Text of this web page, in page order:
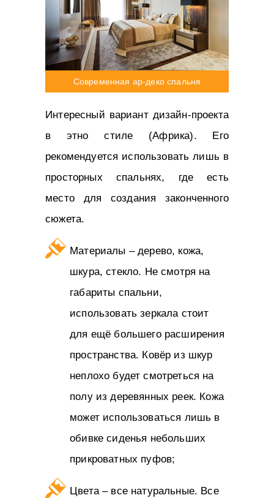
Современная ар-деко спальня
Интересный вариант дизайн-проекта
в этно стиле (Африка). Его
рекомендуется использовать лишь в
просторных спальнях, где есть
место для создания законченного
сюжета.
Материалы – дерево, кожа,
шкура, стекло. Не смотря на
габариты спальни,
использовать зеркала стоит
для ещё большего расширения
пространства. Ковёр из шкур
неплохо будет смотреться на
полу из деревянных реек. Кожа
может использоваться лишь в
обивке сиденья небольших
прикроватных пуфов;
Цвета – все натуральные. Все